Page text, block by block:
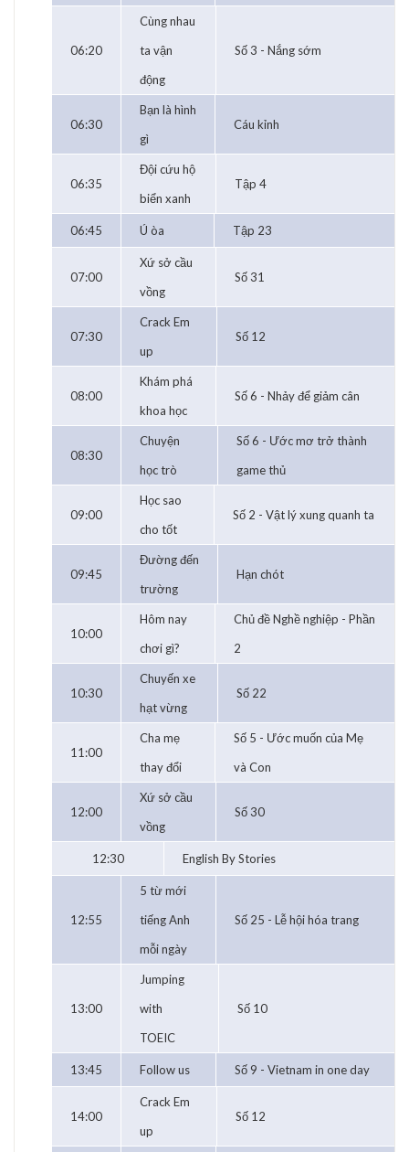
06:20
Cùng nhau
ta vận
động
Số 3 - Nắng sớm
06:30
Bạn là hình
gì
Cáu kỉnh
06:35
Đội cứu hộ
biển xanh
Tập 4
06:45 Ú òa Tập 23
07:00
Xứ sở cầu
vồng
Số 31
07:30
Crack Em
up
Số 12
08:00
Khám phá
khoa học
Số 6 - Nhảy để giảm cân
08:30
Chuyện
học trò
Số 6 - Ước mơ trở thành
game thủ
09:00
Học sao
cho tốt
Số 2 - Vật lý xung quanh ta
09:45
Đường đến
trường
Hạn chót
10:00
Hôm nay
chơi gì?
Chủ đề Nghề nghiệp - Phần
2
10:30
Chuyến xe
hạt vừng
Số 22
11:00
Cha mẹ
thay đổi
Số 5 - Ước muốn của Mẹ
và Con
12:00
Xứ sở cầu
vồng
Số 30
12:30 English By Stories
12:55
5 từ mới
tiếng Anh
mỗi ngày
Số 25 - Lễ hội hóa trang
13:00
Jumping
with
TOEIC
Số 10
13:45 Follow us Số 9 - Vietnam in one day
14:00
Crack Em
up
Số 12